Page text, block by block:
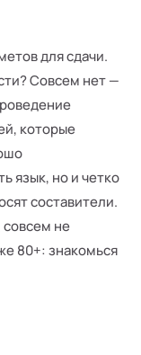
для сдачи.
Совсем нет —
которые
язык, но и четко
составители.
совсем не
80+: знакомься